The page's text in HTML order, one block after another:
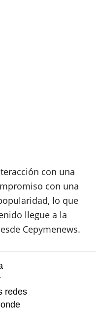
con una
con una
lo que
llegue a la
Cepymenews.
redes